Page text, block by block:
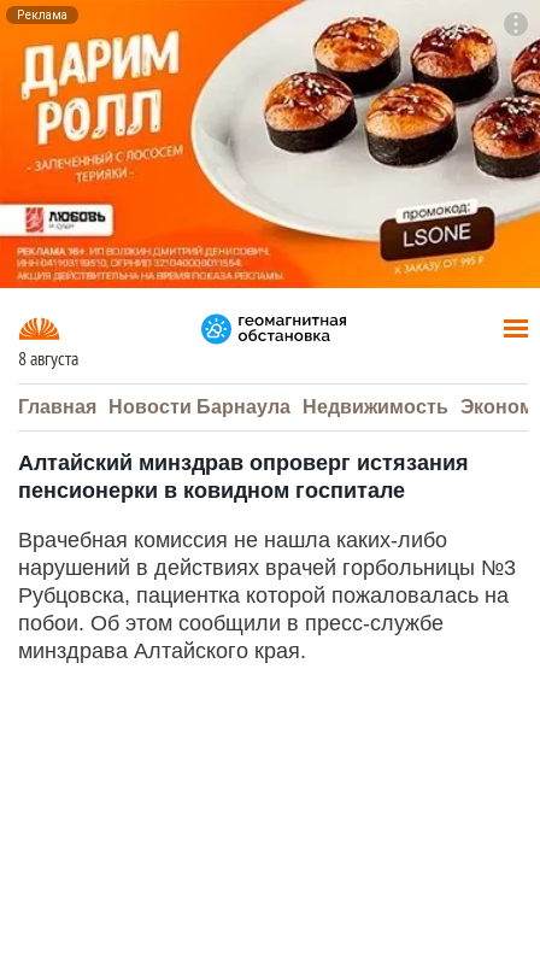
Реклама
8 августа
Главная Новости Барнаула Недвижимость
Алтайский минздрав опроверг истязания
пенсионерки в ковидном госпитале
Врачебная комиссия не нашла каких-либо
нарушений в действиях врачей горбольницы №3
Рубцовска, пациентка которой пожаловалась на
побои. Об этом сообщили в пресс-службе
минздрава Алтайского края.